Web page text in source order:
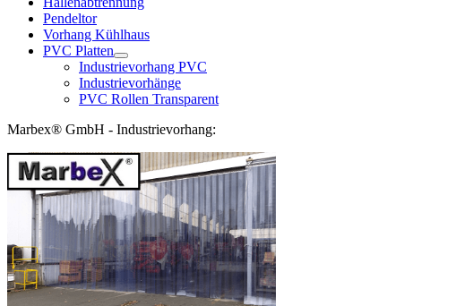
Pendeltor
Vorhang Kühlhaus
PVC Platten
Industrievorhang PVC
Industrievorhänge
PVC Rollen Transparent
Marbex® GmbH - Industrievorhang: